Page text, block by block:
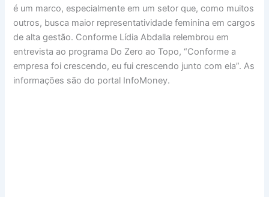
é um marco, especialmente em um setor que, como muitos
outros, busca maior representatividade feminina em cargos
de alta gestão. Conforme Lídia Abdalla relembrou em
entrevista ao programa Do Zero ao Topo, “Conforme a
empresa foi crescendo, eu fui crescendo junto com ela”. As
informações são do portal InfoMoney.